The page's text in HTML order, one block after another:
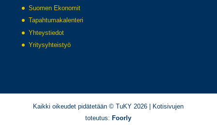
Suomen Ekonomit
Tapahtumakalenteri
Yhteystiedot
Yritysyhteistyö
Kaikki oikeudet pidätetään © TuKY 2026 | Kotisivujen
toteutus: Foorly